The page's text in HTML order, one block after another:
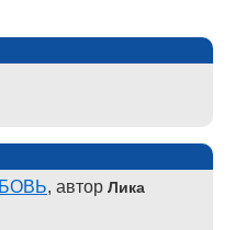
, автор Лика